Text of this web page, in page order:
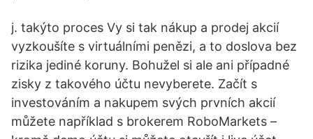
j. takýto proces Vy si tak nákup a prodej akcií
vyzkoušíte s virtuálními penězi, a to doslova bez
rizika jediné koruny. Bohužel si ale ani případné
zisky z takového účtu nevyberete. Začít s
investováním a nakupem svých prvních akcií
můžete například s brokerem RoboMarkets –